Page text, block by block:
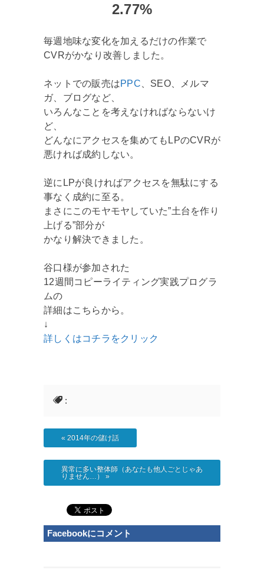
2.77%
毎週地味な変化を加えるだけの作業で
CVRがかなり改善しました。
ネットでの販売はPPC 、SEO、メルマ
ガ、ブログなど、
いろんなことを考えなければならないけ
ど、
どんなにアクセスを集めてもLPのCVRが
悪ければ成約しない。
逆にLPが良ければアクセスを無駄にする
事なく成約に至る。
まさにこのモヤモヤしていた”土台を作り
上げる”部分が
かなり解決できました。
谷口様が参加された
12週間コピーライティング実践プログラ
ムの
詳細はこちらから。
↓
詳しくはコチラをクリック
:
« 2014年の儲け話
異常に多い整体師（あなたも他人ごとじゃあ
りません…）
»
Facebookにコメント